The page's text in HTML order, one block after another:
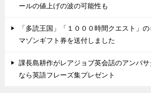
ールの値上げの波の可能性も
「多読王国」「１０００時間クエスト」
マゾンギフト券を送付しました
課長島耕作がレアジョブ英会話のアンバ
なら英語フレーズ集プレゼント